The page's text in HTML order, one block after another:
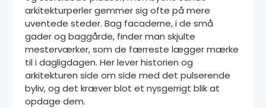
arkitekturperler gemmer sig ofte på mere
uventede steder. Bag facaderne, i de små
gader og baggårde, finder man skjulte
mesterværker, som de færreste lægger mærke
til i dagligdagen. Her lever historien og
arkitekturen side om side med det pulserende
byliv, og det kræver blot et nysgerrigt blik at
opdage dem.